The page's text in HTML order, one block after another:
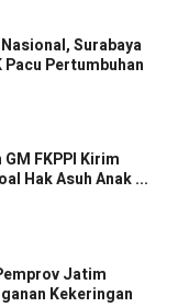
Surabaya
Pertumbuhan
FKPPI Kirim
Hak Asuh Anak ...
Jatim
Kekeringan